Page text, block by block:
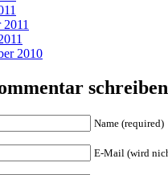
2010
Name (required)
E-Mail (wird